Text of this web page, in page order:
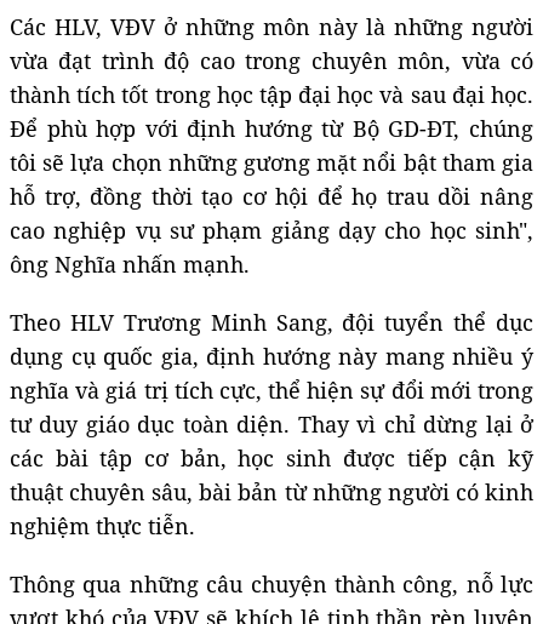
Các HLV, VĐV ở những môn này là những người
vừa đạt trình độ cao trong chuyên môn, vừa có
thành tích tốt trong học tập đại học và sau đại học.
Để phù hợp với định hướng từ Bộ GD-ĐT, chúng
tôi sẽ lựa chọn những gương mặt nổi bật tham gia
hỗ trợ, đồng thời tạo cơ hội để họ trau dồi nâng
cao nghiệp vụ sư phạm giảng dạy cho học sinh",
ông Nghĩa nhấn mạnh.
Theo HLV Trương Minh Sang, đội tuyển thể dục
dụng cụ quốc gia, định hướng này mang nhiều ý
nghĩa và giá trị tích cực, thể hiện sự đổi mới trong
tư duy giáo dục toàn diện. Thay vì chỉ dừng lại ở
các bài tập cơ bản, học sinh được tiếp cận kỹ
thuật chuyên sâu, bài bản từ những người có kinh
nghiệm thực tiễn.
Thông qua những câu chuyện thành công, nỗ lực
vượt khó của VĐV sẽ khích lệ tinh thần rèn luyện